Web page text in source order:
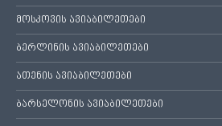
მოსკოვის ავიაბილეთები
ბერლინის ავიაბილეთები
ათენის ავიაბილეთები
ბარსელონის ავიაბილეთები